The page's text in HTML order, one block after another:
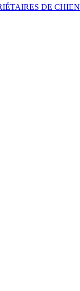
DE CHIEN